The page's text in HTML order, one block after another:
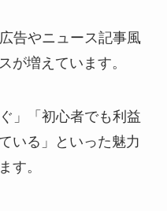
告やニュース記事風
が増えています。
」「初心者でも利益
いる」といった魅力
す。